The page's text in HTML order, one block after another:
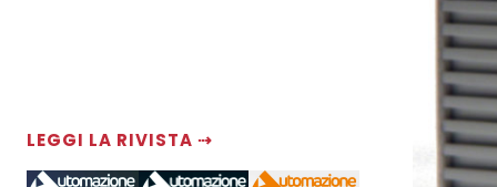
LEGGI LA RIVISTA ⇢